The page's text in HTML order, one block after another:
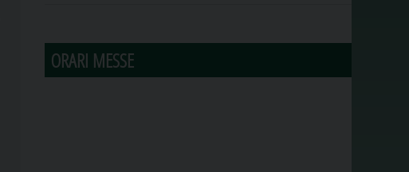
ORARI MESSE